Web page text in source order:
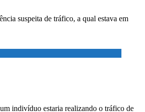
suspeita de tráfico, a qual estava em
indivíduo estaria realizando o tráfico de